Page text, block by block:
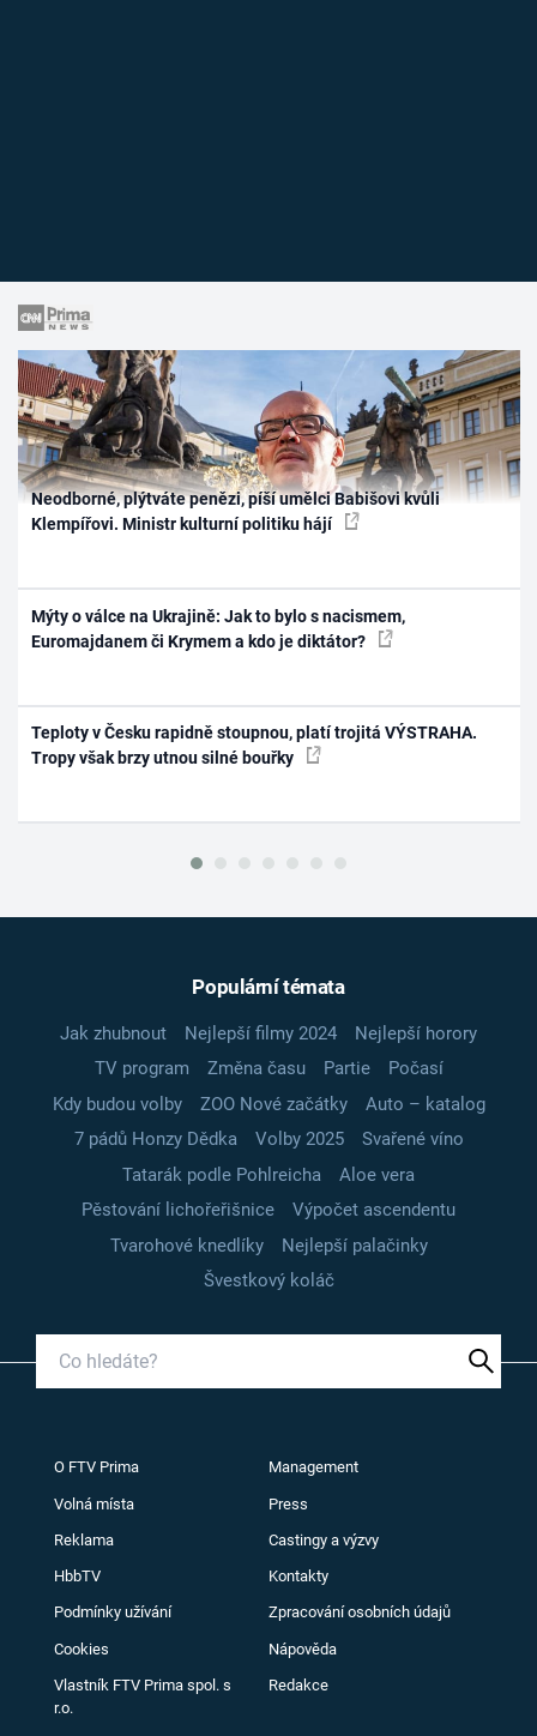
Neodborné, plýtváte penězi, píší umělci Babišovi kvůli
Klempířovi. Ministr kulturní politiku hájí
Mýty o válce na Ukrajině: Jak to bylo s nacismem,
Euromajdanem či Krymem a kdo je diktátor?
Teploty v Česku rapidně stoupnou, platí trojitá VÝSTRAHA.
Tropy však brzy utnou silné bouřky
Populární témata
Jak zhubnout Nejlepší filmy 2024
Nejlepší horory
TV program
Změna času Partie
Počasí
Kdy budou volby
ZOO Nové začátky
Auto – katalog
7 pádů Honzy Dědka
Volby 2025
Svařené víno
Tatarák podle Pohlreicha
Aloe vera
Pěstování lichořeřišnice
Výpočet ascendentu
Tvarohové knedlíky
Nejlepší palačinky
Švestkový koláč
O FTV Prima Management
Volná místa Press
Reklama Castingy a výzvy
HbbTV Kontakty
Podmínky užívání Zpracování osobních údajů
Cookies Nápověda
Vlastník FTV Prima spol. s
r.o.
Redakce